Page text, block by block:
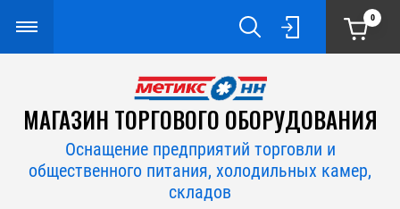
0
МАГАЗИН ТОРГОВОГО ОБОРУДОВАНИЯ
Оснащение предприятий торговли и
общественного питания, холодильных камер,
складов